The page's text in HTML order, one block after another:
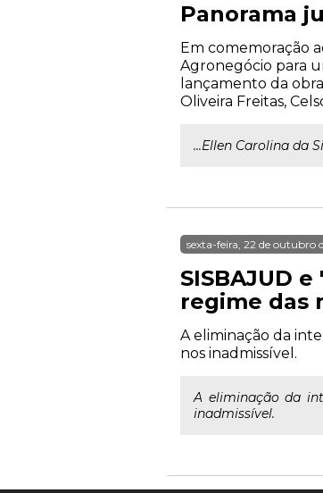
Panorama
Em comemoração
Agronegócio para
lançamento da
Oliveira Freitas,
...Ellen Carolina da
sexta-feira, 22 de outubro
SISBAJUD
regime das
A eliminação da
nos inadmissível.
A eliminação da
inadmissível.